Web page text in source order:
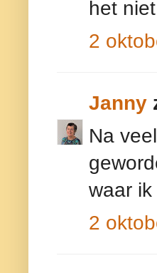
het
2
Janny
Na
waar
2